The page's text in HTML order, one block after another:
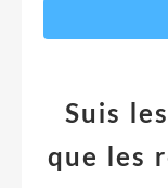
Suis
que les